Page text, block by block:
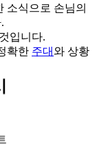
소식으로 손님의
입니다.
확한 주대와 상황